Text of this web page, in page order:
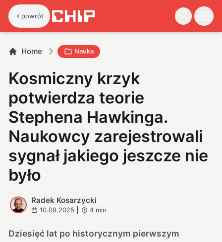
powrót
Home Nauka
Kosmiczny krzyk
potwierdza teorie
Stephena Hawkinga.
Naukowcy zarejestrowali
sygnał jakiego jeszcze nie
było
R
Radek Kosarzycki
10.09.2025 4 min
Dziesięć lat po historycznym pierwszym